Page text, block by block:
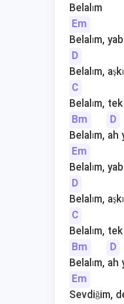
Belalım
Em
Belalım,
D
Belalım,
C
Belalım,
Bm
D
Belalım, ah
Em
Belalım,
D
Belalım,
C
Belalım,
Bm
D
Belalım, ah
Em
Sevdiğim,